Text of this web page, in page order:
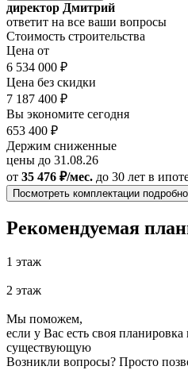
директор Дмитрий
ответит на все ваши вопросы
Стоимость строительства
Цена от
6 534 000 ₽
Цена без скидки
7 187 400 ₽
Вы экономите сегодня
653 400 ₽
Держим сниженные
цены до 31.08.26
от 35 476 ₽/мес. до 30 лет в
Посмотреть комплектации подробно
Рекомендуемая
1 этаж
2 этаж
Мы поможем,
если у Вас есть своя
существующую
Возникли вопросы? Просто